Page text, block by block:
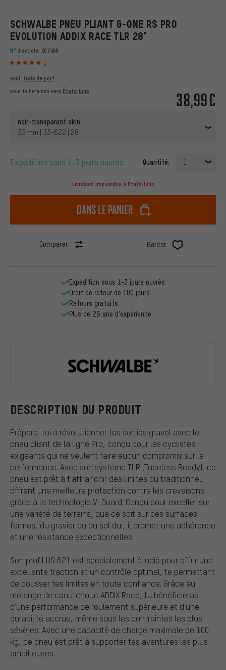
SCHWALBE PNEU PLIANT G-ONE RS PRO
EVOLUTION ADDIX RACE TLR 28"
N° d'article: 207560
2
38,99€
excl. frais de port
pour la livraison vers États-Unis
noir-transparent skin
35 mm | 35-622 | 28
Expédition sous 1-3 jours ouvrés Quantité: 1
Livraison impossible à États-Unis
dans le panier
Comparer Garder
DESCRIPTION DU PRODUIT
Prépare-toi à révolutionner tes sorties gravel avec le
pneu pliant de la ligne Pro, conçu pour les cyclistes
exigeants qui ne veulent faire aucun compromis sur la
performance. Avec son système TLR (Tubeless Ready), ce
pneu est prêt à t'affranchir des limites du traditionnel,
offrant une meilleure protection contre les crevaisons
grâce à la technologie V-Guard. Conçu pour exceller sur
une variété de terrains, que ce soit sur des surfaces
fermes, du gravier ou du sol dur, il promet une adhérence
et une résistance exceptionnelles.
Son profil HS 621 est spécialement étudié pour offrir une
excellente traction et un contrôle optimal, te permettant
de pousser tes limites en toute confiance. Grâce au
mélange de caoutchouc ADDIX Race, tu bénéficieras
d'une performance de roulement supérieure et d'une
durabilité accrue, même sous les contraintes les plus
sévères. Avec une capacité de charge maximale de 100
kg, ce pneu est prêt à supporter tes aventures les plus
ambitieuses.
Expédition sous 1-3 jours ouvrés
Droit de retour de 100 jours
Retours gratuits
Plus de 25 ans d'expérience